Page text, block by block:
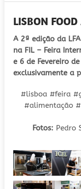
LISBON
A 2ª edição da
na FIL – Feira
e 6 de Fevereiro
exclusivamente a
#lisboa #feira
#alimentação
Fotos: Pedro